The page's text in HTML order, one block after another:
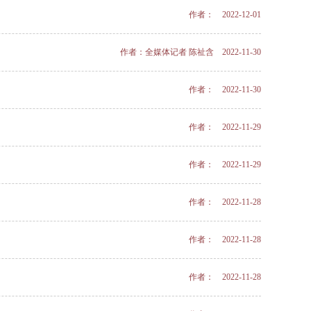
作者： 2022-12-01
作者：全媒体记者 陈祉含 2022-11-30
作者： 2022-11-30
作者： 2022-11-29
作者： 2022-11-29
作者： 2022-11-28
作者： 2022-11-28
作者： 2022-11-28